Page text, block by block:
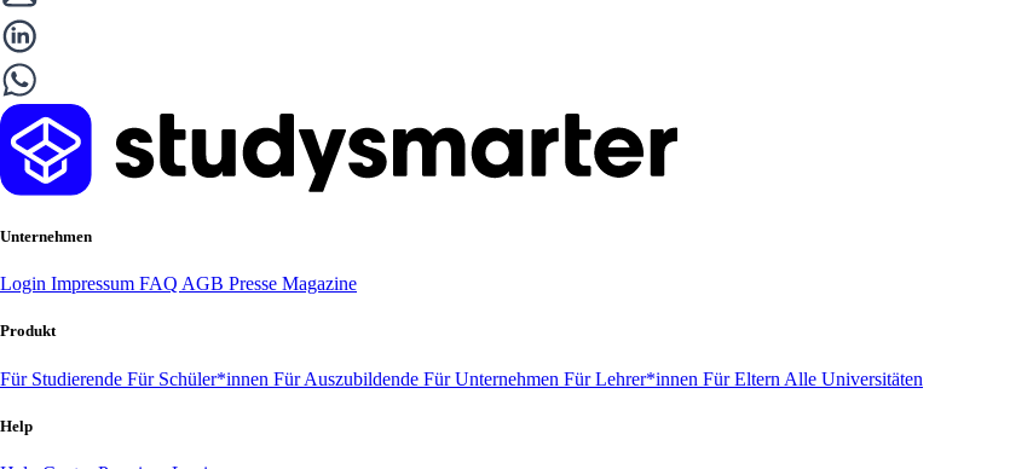
Unternehmen
Login Impressum FAQ AGB Presse Magazine
Produkt
Für Studierende Für Schüler*innen Für Auszubildende Für Unternehmen Für Lehrer*innen Für Eltern Alle Universitäten
Help